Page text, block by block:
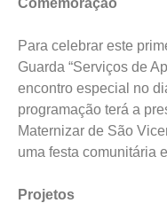
Comemoração
Para celebrar este
Guarda “Serviços de
encontro especial no
programação terá a
Maternizar de São
uma festa comunitária
Projetos